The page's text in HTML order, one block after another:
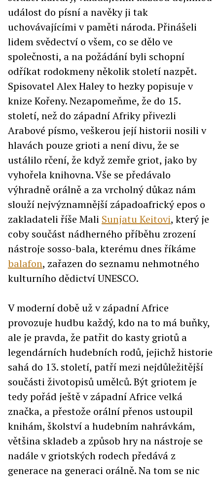
událost do písní a navěky ji tak
uchovávajícími v paměti národa. Přinášeli
lidem svědectví o všem, co se dělo ve
společnosti, a na požádání byli schopní
odříkat rodokmeny několik století nazpět.
Spisovatel Alex Haley to hezky popisuje v
knize Kořeny. Nezapomeňme, že do 15.
století, než do západní Afriky přivezli
Arabové písmo, veškerou její historii nosili v
hlavách pouze grioti a není divu, že se
ustálilo rčení, že když zemře griot, jako by
vyhořela knihovna. Vše se předávalo
výhradně orálně a za vrcholný důkaz nám
slouží nejvýznamnější západoafrický epos o
zakladateli říše Mali Sunjatu Keitovi, který je
coby součást nádherného příběhu zrození
nástroje sosso-bala, kterému dnes říkáme
balafon, zařazen do seznamu nehmotného
kulturního dědictví UNESCO.
V moderní době už v západní Africe
provozuje hudbu každý, kdo na to má buňky,
ale je pravda, že patřit do kasty griotů a
legendárních hudebních rodů, jejichž historie
sahá do 13. století, patří mezi nejdůležitější
součásti životopisů umělců. Být griotem je
tedy pořád ještě v západní Africe velká
značka, a přestože orální přenos ustoupil
knihám, školství a hudebním nahrávkám,
většina skladeb a způsob hry na nástroje se
nadále v griotských rodech předává z
generace na generaci orálně. Na tom se nic